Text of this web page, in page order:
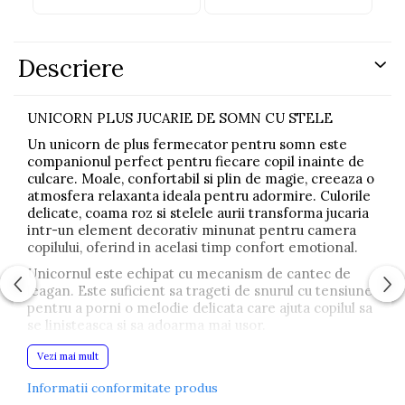
Descriere
UNICORN PLUS JUCARIE DE SOMN CU STELE
Un unicorn de plus fermecator pentru somn este
companionul perfect pentru fiecare copil inainte de
culcare. Moale, confortabil si plin de magie, creeaza o
atmosfera relaxanta ideala pentru adormire. Culorile
delicate, coama roz si stelele aurii transforma jucaria
intr-un element decorativ minunat pentru camera
copilului, oferind in acelasi timp confort emotional.
Unicornul este echipat cu mecanism de cantec de
leagan. Este suficient sa trageti de snurul cu tensiune
pentru a porni o melodie delicata care ajuta copilul sa
se linisteasca si sa adoarma mai usor.
Setul include si un unicorn mai mic, adormit, perfect
ca jucarie de imbratisat pentru copil. Ambele jucarii
sunt extrem de moi si sigure, fiind potrivite pentru
Vezi mai mult
Informatii conformitate produs